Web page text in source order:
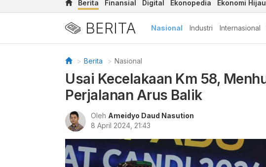
Berita Finansial Digital Ekonopedia Ekonomi Hijau
BERITA Nasional Industri Internasional
Berita Nasional
Usai Kecelakaan Km 58,
Perjalanan Arus Balik
Oleh Ameidyo Daud Nasution
8 April 2024, 21:43